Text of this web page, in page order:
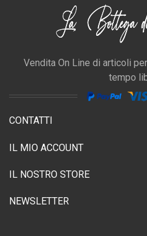
Vendita On Line di articoli
tempo
CONTATTI
IL MIO ACCOUNT
IL NOSTRO STORE
NEWSLETTER